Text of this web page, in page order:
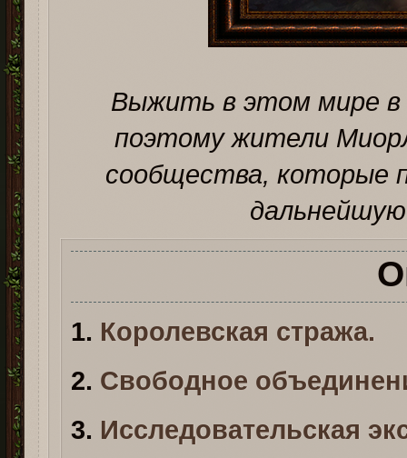
Выжить в этом мире в
поэтому жители
сообщества, которые
дальнейшую
1. Королевская стража.
2. Свободное
3. Исследовательская